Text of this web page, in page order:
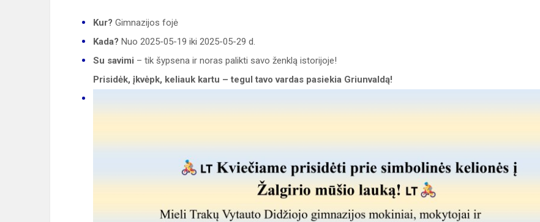
Kur? Gimnazijos fojė
Kada? Nuo 2025-05-19 iki 2025-05-29 d.
Su savimi – tik šypsena ir noras palikti savo ženklą istorijoje!
Prisidėk, įkvėpk, keliauk kartu – tegul tavo vardas pasiekia Griunvaldą!